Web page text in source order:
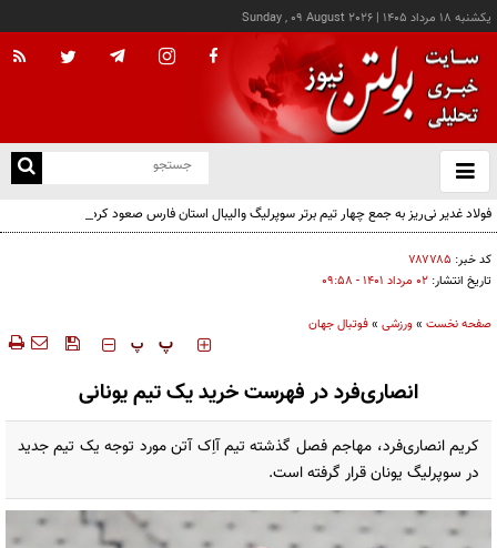
يکشنبه ۱۸ مرداد ۱۴۰۵ |
Sunday , 09 August 2026
باز
و
فولاد غدیر نی‌ریز به جمع چهار تیم برتر سوپرلیگ والیبال استان فارس صعود کرد
کد خبر: ۷۸۷۷۸۵
تاریخ انتشار: ۰۲ مرداد ۱۴۰۱ - ۰۹:۵۸
صفحه نخست »ورزشی »فوتبال جهان
‍‍‍ پ پ
انصاری‌فرد در فهرست خرید یک تیم یونانی
کریم انصاری‌فرد، مهاجم فصل گذشته تیم آاِک آتن مورد توجه یک تیم جدید
در سوپرلیگ یونان قرار گرفته است.